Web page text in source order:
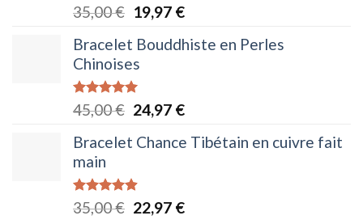
Note5.00
sur 5
35,00€ Le
initial
était :
35,00 €.
19,97 €Le
actuel
Bracelet Bouddhiste en Perles
Chinoises
Note5.00
sur 5
45,00€ Le
initial
45,00 €.
24,97 €Le
actuel
Bracelet Chance Tibétain en cuivre fait
main
Note4.88
sur 5
35,00€ Le
22,97 €Le